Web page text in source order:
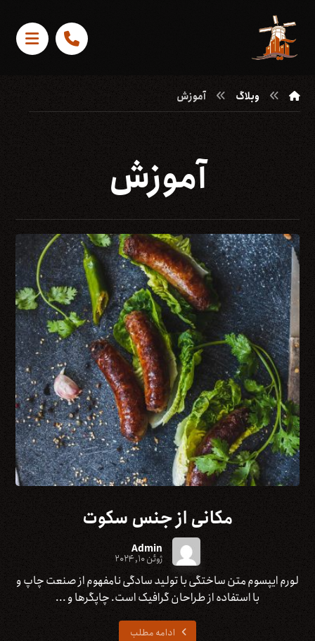
وبلاگ آموزش
آموزش
مکانی از جنس سکوت
Admin
ژوئن ۱۰, ۲۰۲۴
لورم ایپسوم متن ساختگی با تولید سادگی نامفهوم از صنعت چاپ و
با استفاده از طراحان گرافیک است. چاپگرها و ...
ادامه مطلب